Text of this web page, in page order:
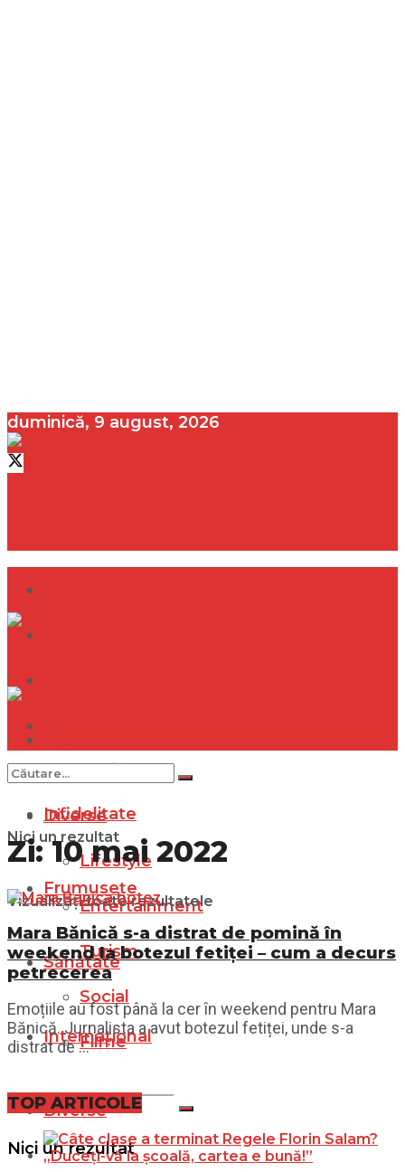
duminică, 9 august, 2026
Internațional
Diverse
Lifestyle
Entertainment
Turism
Social
Filme
Nici un rezultat
Infidelitate
Frumusețe
Sănătate
Internațional
Diverse
Nici un rezultat
Vizualizați toate rezultatele
Zi:10 mai 2022
Mara Bănică s-a distrat de pomină în
weekend la botezul fetiței – cum a decurs
petrecerea
Emoțiile au fost până la cer în weekend pentru Mara
Bănică. Jurnalista a avut botezul fetiței, unde s-a
distrat de ...
TOP ARTICOLE